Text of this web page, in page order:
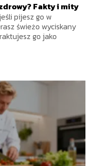
Fakty i mity
pijesz go w
świeżo wyciskany
go jako